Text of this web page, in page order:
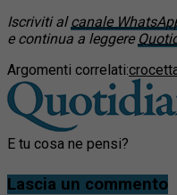
Iscriviti alcanale
e continua a leggere
Argomenti correlati:
E tu cosa ne pensi?
Lascia un commento